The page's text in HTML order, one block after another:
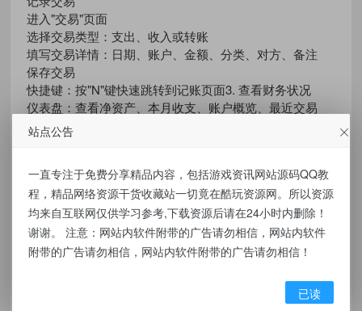
进入"交易"页面
选择交易类型：支出、收入或转账
填写交易详情：日期、账户、金额、分类、对方、备注
保存交易
快捷键：按"N"键快速跳转到记账页面3. 查看财务状况
仪表盘：查看净资产、本月收支、账户概览、最近交易
报表：查看收支趋势和支出分类占比
管理预算
为各支出分类设置月预算金额
实时查看预算使用情况
高级功能汇率管理
在"设置"页面的"汇率管理"部分
手动设置汇率或联网更新
站点公告
一直专注于免费分享精品内容，包括游戏资讯网站源码QQ教
程，精品网络资源干货收藏站一切竟在酷玩资源网。所以资源
均来自互联网仅供学习参考,下载资源后请在24小时内删除！
谢谢。 注意：网站内软件附带的广告请勿相信，网站内软件
附带的广告请勿相信，网站内软件附带的广告请勿相信！
已读